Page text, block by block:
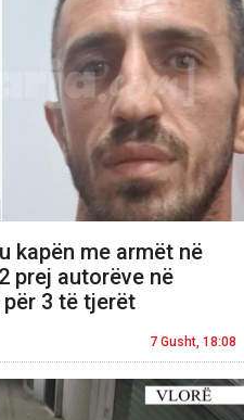
kapën me armët në
prej autorëve në
3 të tjerët
7 Gusht, 18:08